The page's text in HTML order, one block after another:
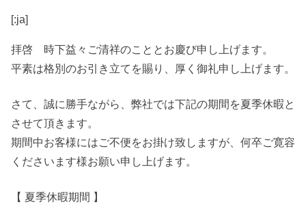
[:ja]
拝啓 時下益々ご清祥のこととお慶び申し上げます。
平素は格別のお引き立てを賜り、厚く御礼申し上げます。
さて、誠に勝手ながら、弊社では下記の期間を夏季休暇と
させて頂きます。
期間中お客様にはご不便をお掛け致しますが、何卒ご寛容
くださいます様お願い申し上げます。
【 夏季休暇期間 】